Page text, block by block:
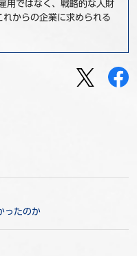
用ではなく、戦略的な人財
からの企業に求められる
ったのか